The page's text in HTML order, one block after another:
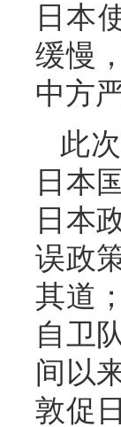
日本
缓慢
中方
此
日本
日本
误政
其道
自卫
间以
敦促